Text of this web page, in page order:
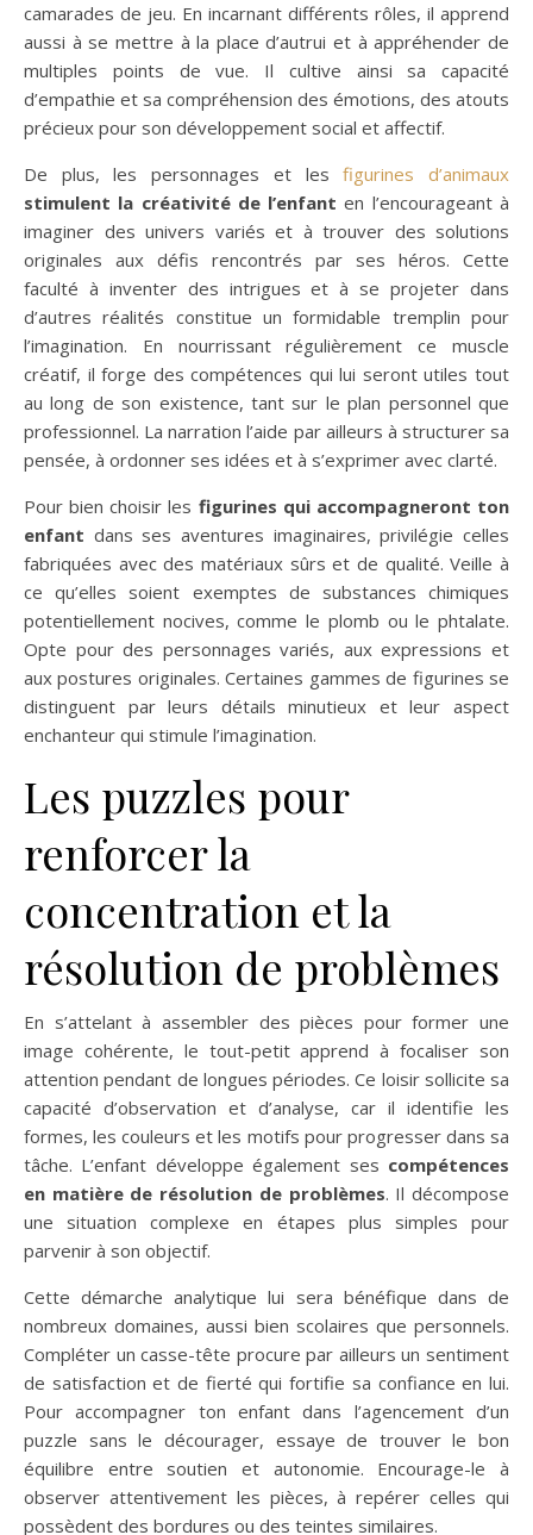
camarades de jeu. En incarnant différents rôles, il apprend
aussi à se mettre à la place d’autrui et à appréhender de
multiples points de vue. Il cultive ainsi sa capacité
d’empathie et sa compréhension des émotions, des atouts
précieux pour son développement social et affectif.
De plus, les personnages et lesfigurines d’animaux
stimulent la créativité de l’enfant en l’encourageant à
imaginer des univers variés et à trouver des solutions
originales aux défis rencontrés par ses héros. Cette
faculté à inventer des intrigues et à se projeter dans
d’autres réalités constitue un formidable tremplin pour
l’imagination. En nourrissant régulièrement ce muscle
créatif, il forge des compétences qui lui seront utiles tout
au long de son existence, tant sur le plan personnel que
professionnel. La narration l’aide par ailleurs à structurer sa
pensée, à ordonner ses idées et à s’exprimer avec clarté.
Pour bien choisir les figurines qui accompagneront ton
enfant dans ses aventures imaginaires, privilégie celles
fabriquées avec des matériaux sûrs et de qualité. Veille à
ce qu’elles soient exemptes de substances chimiques
potentiellement nocives, comme le plomb ou le phtalate.
Opte pour des personnages variés, aux expressions et
aux postures originales. Certaines gammes de figurines se
distinguent par leurs détails minutieux et leur aspect
enchanteur qui stimule l’imagination.
Les puzzles pour
renforcer la
concentration et la
résolution de problèmes
En s’attelant à assembler des pièces pour former une
image cohérente, le tout-petit apprend à focaliser son
attention pendant de longues périodes. Ce loisir sollicite sa
capacité d’observation et d’analyse, car il identifie les
formes, les couleurs et les motifs pour progresser dans sa
tâche. L’enfant développe également ses compétences
en matière de résolution de problèmes. Il décompose
une situation complexe en étapes plus simples pour
parvenir à son objectif.
Cette démarche analytique lui sera bénéfique dans de
nombreux domaines, aussi bien scolaires que personnels.
Compléter un casse-tête procure par ailleurs un sentiment
de satisfaction et de fierté qui fortifie sa confiance en lui.
Pour accompagner ton enfant dans l’agencement d’un
puzzle sans le décourager, essaye de trouver le bon
équilibre entre soutien et autonomie. Encourage-le à
observer attentivement les pièces, à repérer celles qui
possèdent des bordures ou des teintes similaires.